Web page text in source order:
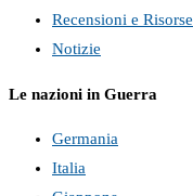
Recensioni e Risorse
Notizie
Le nazioni in Guerra
Germania
Italia